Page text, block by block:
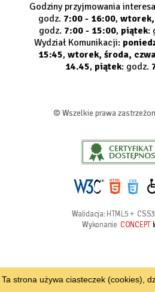
Godziny przyjmowania
godz. 7:00 - 16:00,
godz. 7:00 - 15:00, piątek:
Wydział Komunikacji:
15:45, wtorek, środa,
14.45, piątek: godz.
© Wszelkie prawa
Walidacja: HTML5+ CSS3
Wykonanie CONCEPT
Ta strona używa ciasteczek (cookies),